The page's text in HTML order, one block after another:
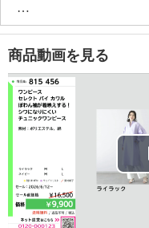
・洗濯機：可
・漂白処理：塩素系
・タンブル乾燥：不可
・自然乾燥：日陰の吊
・アイロン仕上げ：可
・ドライクリーニング
・ウエットクリーニン
【メンテナンス（ケ
・長時間照射による変
・単品洗い
・水や汗などによる色
・摩擦による色落ち、
商品動画を見る